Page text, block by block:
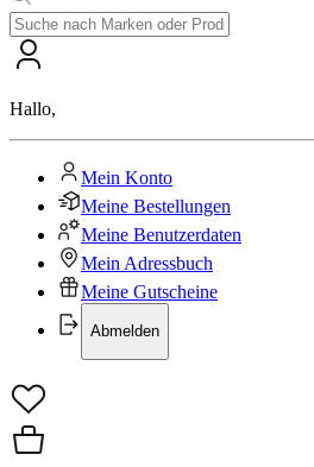
Hallo,
Mein Konto
Meine Bestellungen
Meine Benutzerdaten
Mein Adressbuch
Meine Gutscheine
Abmelden